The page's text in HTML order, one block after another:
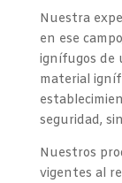
Nuestra
en ese
ignífugos de
material
seguridad,
Nuestros
vigentes al